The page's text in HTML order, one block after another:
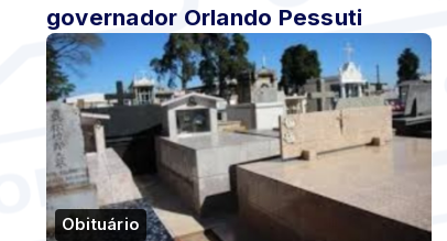
governador Orlando Pessuti
Obituário